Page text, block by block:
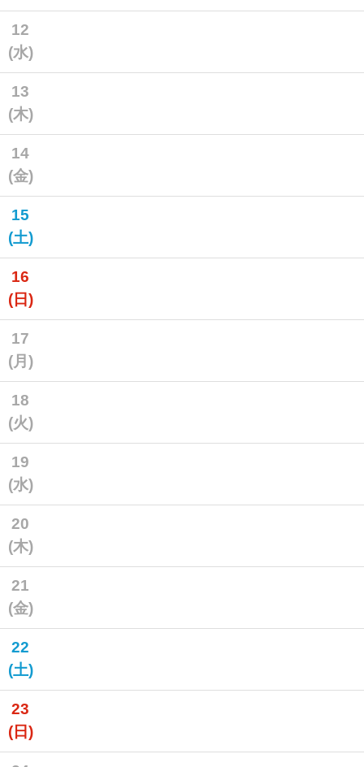
12
(水)
13
(木)
14
(金)
15
(土)
16
(日)
17
(月)
18
(火)
19
(水)
20
(木)
21
(金)
22
(土)
23
(日)